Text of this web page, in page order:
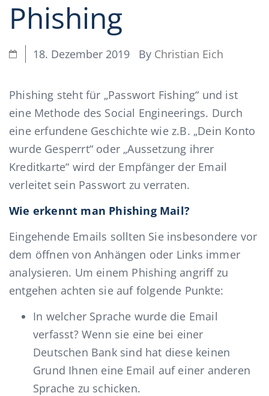
Phishing
18. Dezember 2019 By Christian Eich
Phishing steht für „Passwort Fishing“ und ist
eine Methode des Social Engineerings. Durch
eine erfundene Geschichte wie z.B. „Dein Konto
wurde Gesperrt“ oder „Aussetzung ihrer
Kreditkarte“ wird der Empfänger der Email
verleitet sein Passwort zu verraten.
Wie erkennt man Phishing Mail?
Eingehende Emails sollten Sie insbesondere vor
dem öffnen von Anhängen oder Links immer
analysieren. Um einem Phishing angriff zu
entgehen achten sie auf folgende Punkte:
In welcher Sprache wurde die Email
verfasst? Wenn sie eine bei einer
Deutschen Bank sind hat diese keinen
Grund Ihnen eine Email auf einer anderen
Sprache zu schicken.